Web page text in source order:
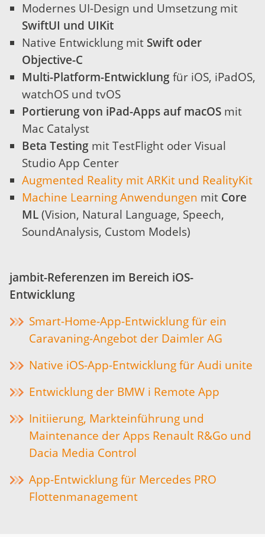
Modernes UI-Design und Umsetzung mit
SwiftUI und UIKit
Native Entwicklung mit Swift oder
Objective-C
Multi-Platform-Entwicklungfür iOS, iPadOS,
watchOS und tvOS
Portierung von iPad-Apps auf macOS mit
Mac Catalyst
Beta Testing mit TestFlight oder Visual
Studio App Center
Augmented Reality mit ARKit und RealityKit
Machine Learning Anwendungen mit Core
ML(Vision, Natural Language, Speech,
SoundAnalysis, Custom Models)
jambit-Referenzen im Bereich iOS-
Entwicklung
Smart-Home-App-Entwicklung für ein
Caravaning-Angebot der Daimler AG
Native iOS-App-Entwicklung für Audi unite
Entwicklung der BMW i Remote App
Initiierung, Markteinführung und
Maintenance der Apps Renault R&Go und
Dacia Media Control
App-Entwicklung für Mercedes PRO
Flottenmanagement